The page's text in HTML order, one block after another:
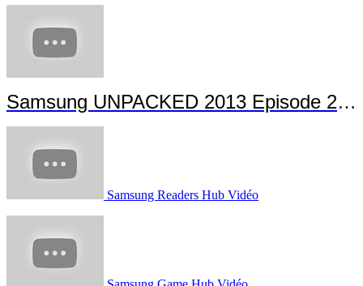
Samsung UNPACKED 2013 Episode 2 Highlights
Samsung Readers Hub Vidéo